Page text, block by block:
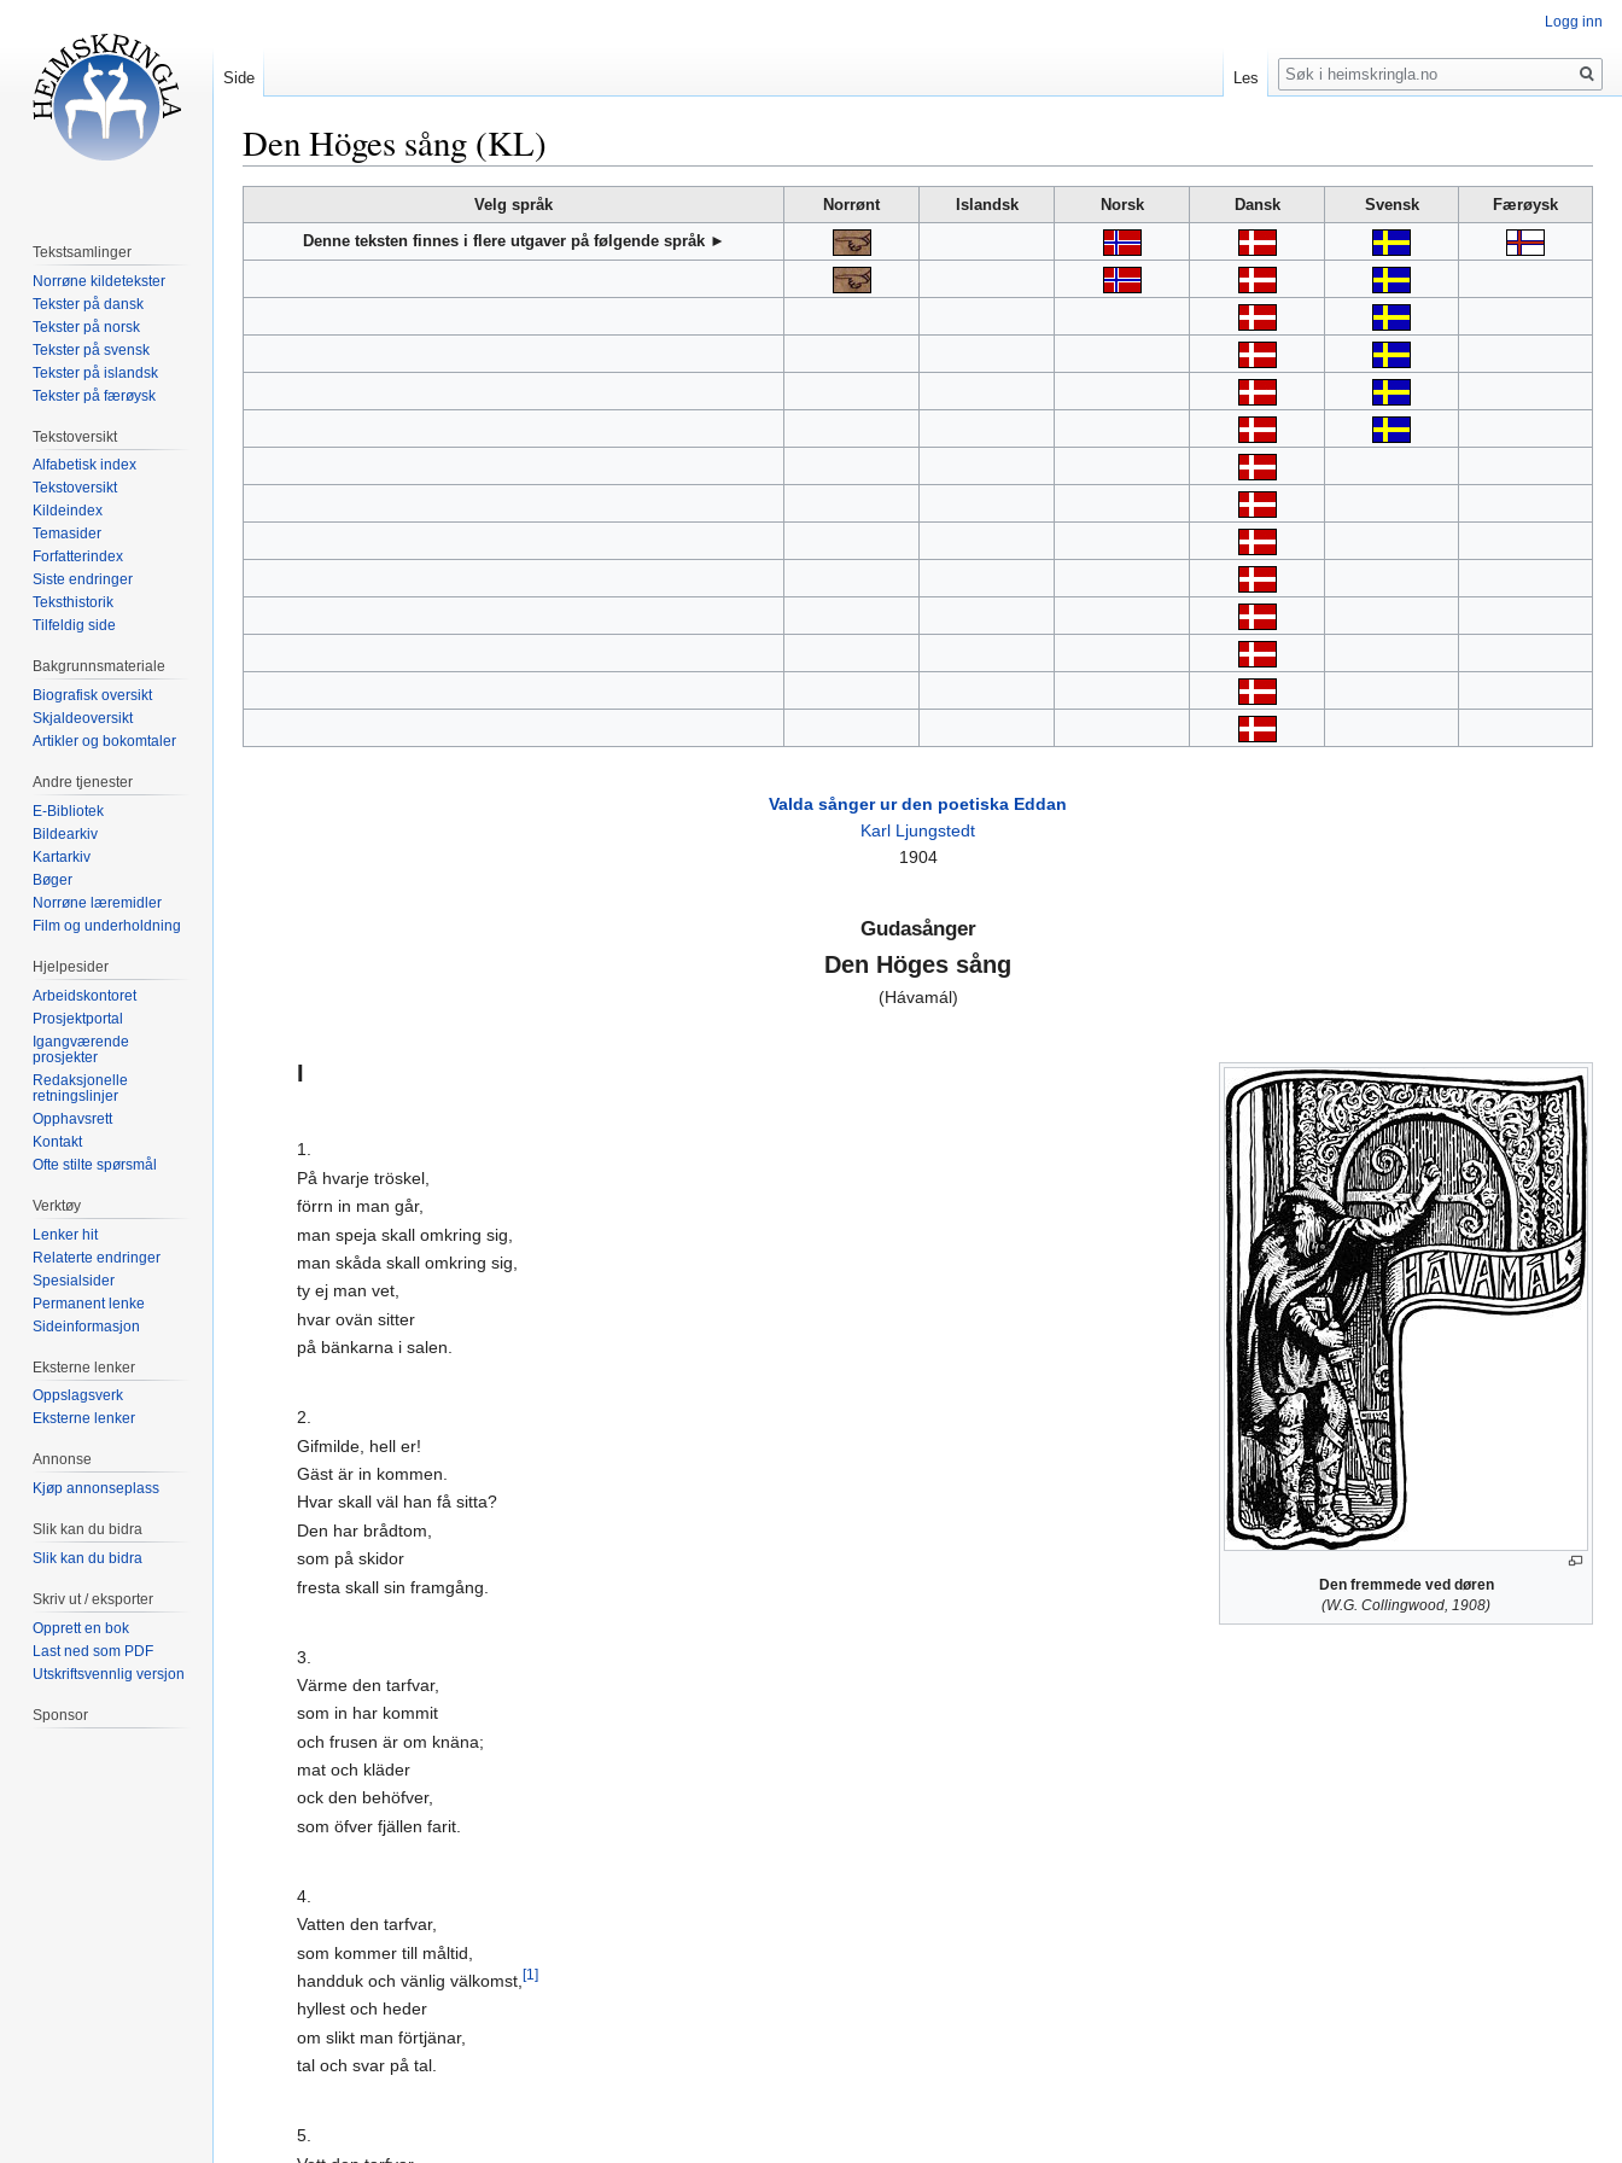
Den Höges sång (KL)
til
navigering
til
Velg språk Norrønt Islandsk Norsk Dansk Svensk
Færøysk
Denne teksten finnes i flere utgaver på følgende språk ►
Valda sånger ur den poetiska Eddan
Karl Ljungstedt
1904
Gudasånger
Den Höges sång
(Hávamál)
I
Den fremmede ved døren
(W.G. Collingwood, 1908)
1.
På hvarje tröskel,
förrn in man går,
man speja skall omkring sig,
man skåda skall omkring sig,
ty ej man vet,
hvar ovän sitter
på bänkarna i salen.
2.
Gifmilde, hell er!
Gäst är in kommen.
Hvar skall väl han få sitta?
Den har brådtom,
som på skidor
fresta skall sin framgång.
3.
Värme den tarfvar,
som in har kommit
och frusen är om knäna;
mat och kläder
ock den behöfver,
som öfver fjällen farit.
4.
Vatten den tarfvar,
som kommer till måltid,
handduk och vänlig välkomst, [1]
hyllest och heder
om slikt man förtjänar,
tal och svar på tal.
5.
Logg inn
Side Les
Søk
Tekstsamlinger
Norrøne kildetekster
Tekster på dansk
Tekster på norsk
Tekster på svensk
Tekster på islandsk
Tekster på færøysk
Tekstoversikt
Alfabetisk index
Tekstoversikt
Kildeindex
Temasider
Forfatterindex
Siste endringer
Teksthistorik
Tilfeldig side
Bakgrunnsmateriale
Biografisk oversikt
Skjaldeoversikt
Artikler og bokomtaler
Andre tjenester
E-Bibliotek
Bildearkiv
Kartarkiv
Bøger
Norrøne læremidler
Film og underholdning
Hjelpesider
Arbeidskontoret
Prosjektportal
Igangværende
prosjekter
Redaksjonelle
retningslinjer
Opphavsrett
Kontakt
Ofte stilte spørsmål
Verktøy
Lenker hit
Relaterte endringer
Spesialsider
Permanent lenke
Sideinformasjon
Eksterne lenker
Oppslagsverk
Eksterne lenker
Annonse
Kjøp annonseplass
Slik kan du bidra
Slik kan du bidra
Skriv ut / eksporter
Opprett en bok
Last ned som PDF
Utskriftsvennlig versjon
Sponsor